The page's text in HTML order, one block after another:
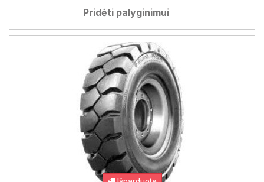
Pridėti palyginimui